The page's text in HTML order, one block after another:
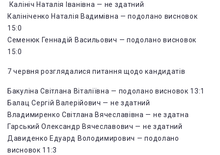
Калініч Наталія Іванівна — не здатний
Калініченко Наталія Вадимівна — подолано висновок
15:0
Семенюк Геннадій Васильович — подолано висновок
15:0
7 червня розглядалися питання щодо кандидатів
Бакуліна Світлана Віталіївна — подолано висновок 13:1
Балац Сергій Валерійович — не здатний
Владимиренко Світлана Вячеславівна — не здатна
Гарський Олександр Вячеславович — не здатний
Давиденко Едуард Володимирович — подолано
висновок 11:3